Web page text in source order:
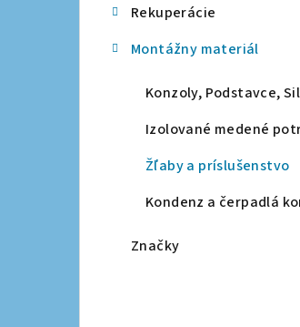
Rekuperácie
Montážny materiál
Konzoly, Podstavce,
Izolované medené
Žľaby a príslušenstvo
Kondenz a čerpadlá
Značky